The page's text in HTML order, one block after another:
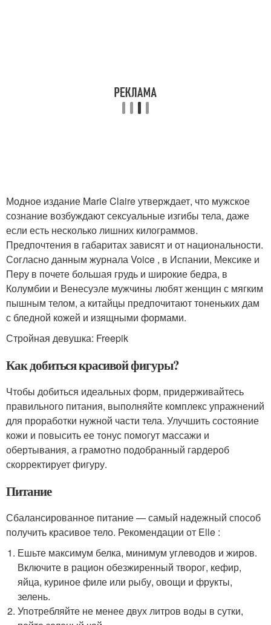
Модное издание Marie Claire утверждает, что мужское
сознание возбуждают сексуальные изгибы тела, даже
если есть несколько лишних килограммов.
Предпочтения в габаритах зависят и от национальности.
Согласно данным журнала Voice , в Испании, Мексике и
Перу в почете большая грудь и широкие бедра, в
Колумбии и Венесуэле мужчины любят женщин с мягким
пышным телом, а китайцы предпочитают тоненьких дам
с бледной кожей и изящными формами.
Стройная девушка: Freepik
Как добиться красивой фигуры?
Чтобы добиться идеальных форм, придерживайтесь
правильного питания, выполняйте комплекс упражнений
для проработки нужной части тела. Улучшить состояние
кожи и повысить ее тонус помогут массажи и
обертывания, а грамотно подобранный гардероб
скорректирует фигуру.
Питание
Сбалансированное питание — самый надежный способ
получить красивое тело. Рекомендации от Elle :
Ешьте максимум белка, минимум углеводов и жиров.
Включите в рацион обезжиренный творог, кефир,
яйца, куриное филе или рыбу, овощи и фрукты,
зелень.
Употребляйте не менее двух литров воды в сутки,